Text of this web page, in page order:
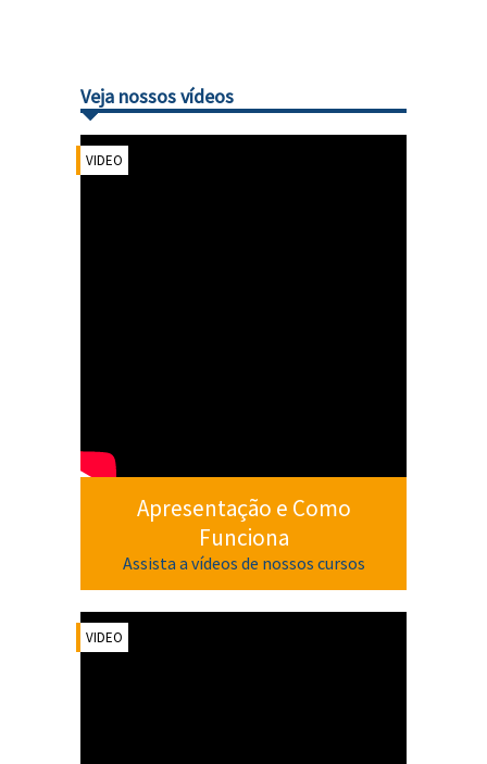
Veja nossos vídeos
VIDEO
Apresentação e Como
Funciona
Assista a vídeos de nossos cursos
VIDEO